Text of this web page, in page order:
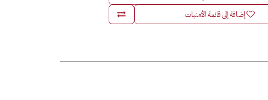
إضافة إلى قائمة الأمنيات